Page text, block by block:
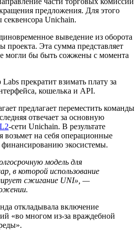
предложения. Для этого
Unichain.
выведение из оборота
проекта. Эта сумма представляет
могли бы быть сожжены с момента
прекратит взимать плату за
кошелька и API.
предлагает переместить команды
отвечает за основную
L2-сети Unichain. В результате
возьмет на себя операционные
экосистемы.
модель для
в которой использование
сжигание UNI», —
откладывала включение
«во многом из-за враждебной